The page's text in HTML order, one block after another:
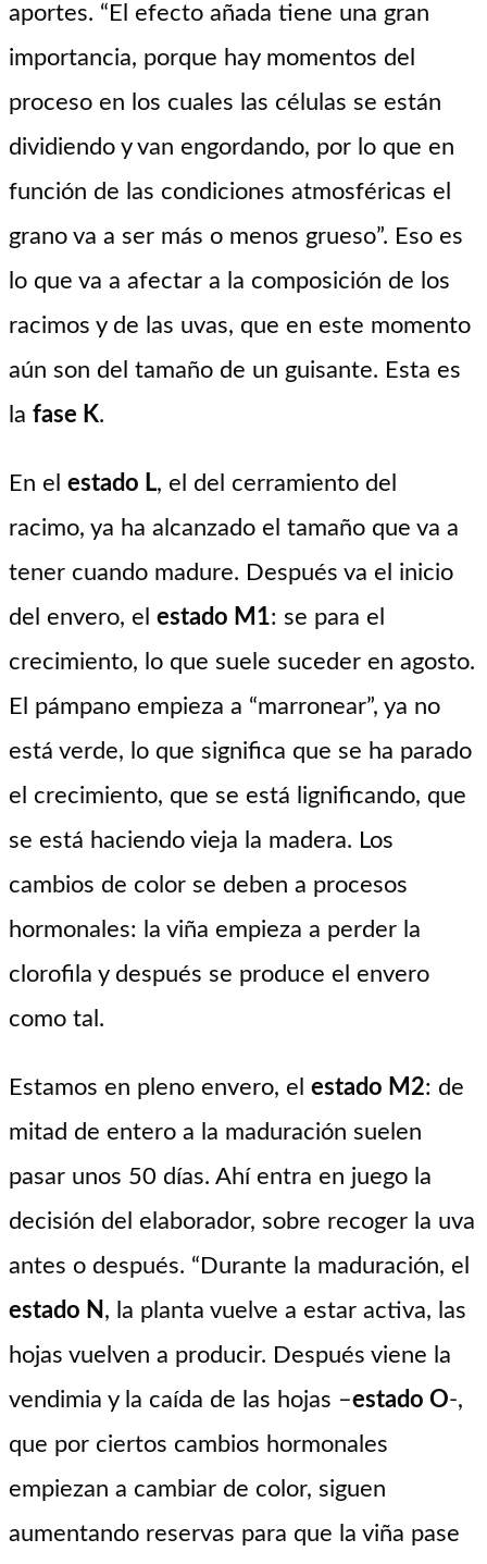
aportes. “El efecto añada tiene una gran
importancia, porque hay momentos del
proceso en los cuales las células se están
dividiendo y van engordando, por lo que en
función de las condiciones atmosféricas el
grano va a ser más o menos grueso”. Eso es
lo que va a afectar a la composición de los
racimos y de las uvas, que en este momento
aún son del tamaño de un guisante. Esta es
la fase K.
En el estado L, el del cerramiento del
racimo, ya ha alcanzado el tamaño que va a
tener cuando madure. Después va el inicio
del envero, el estado M1: se para el
crecimiento, lo que suele suceder en agosto.
El pámpano empieza a “marronear”, ya no
está verde, lo que significa que se ha parado
el crecimiento, que se está lignificando, que
se está haciendo vieja la madera. Los
cambios de color se deben a procesos
hormonales: la viña empieza a perder la
clorofila y después se produce el envero
como tal.
Estamos en pleno envero, el estado M2: de
mitad de entero a la maduración suelen
pasar unos 50 días. Ahí entra en juego la
decisión del elaborador, sobre recoger la uva
antes o después. “Durante la maduración, el
estado N , la planta vuelve a estar activa, las
hojas vuelven a producir. Después viene la
vendimia y la caída de las hojas –estado O-,
que por ciertos cambios hormonales
empiezan a cambiar de color, siguen
aumentando reservas para que la viña pase